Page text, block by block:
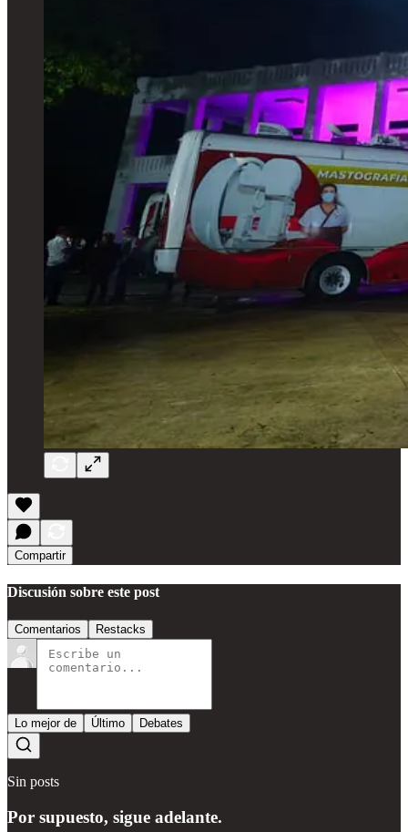
Compartir
Discusión sobre este post
Comentarios Restacks
Lo mejor de Último Debates
Sin posts
Por supuesto, sigue adelante.